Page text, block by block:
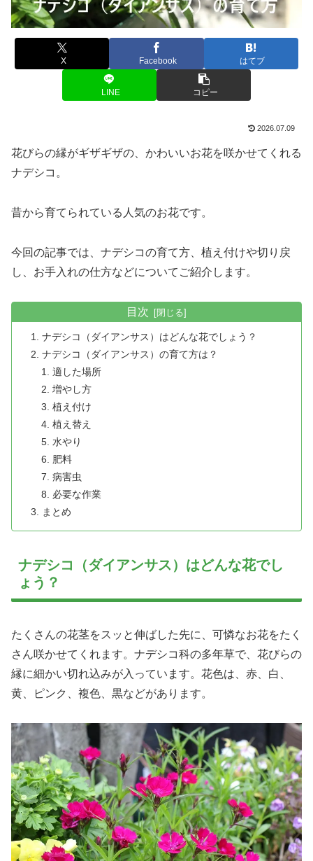
X Facebook はてブ
LINE コピー
2026.07.09
花びらの縁がギザギザの、かわいいお花を咲かせてくれる
ナデシコ。
昔から育てられている人気のお花です。
今回の記事では、ナデシコの育て方、植え付けや切り戻
し、お手入れの仕方などについてご紹介します。
目次
ナデシコ（ダイアンサス）はどんな花でしょう？
ナデシコ（ダイアンサス）の育て方は？
適した場所
増やし方
植え付け
植え替え
水やり
肥料
病害虫
必要な作業
まとめ
ナデシコ（ダイアンサス）はどんな花でし
ょう？
たくさんの花茎をスッと伸ばした先に、可憐なお花をたく
さん咲かせてくれます。ナデシコ科の多年草で、花びらの
縁に細かい切れ込みが入っています。花色は、赤、白、
黄、ピンク、複色、黒などがあります。